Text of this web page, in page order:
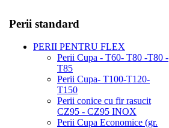
Perii standard
PERII PENTRU FLEX
Perii Cupa - T60- T80 -T80 -
T85
Perii Cupa- T100-T120-
T150
Perii conice cu fir rasucit
CZ95 - CZ95 INOX
Perii Cupa Economice (gr.